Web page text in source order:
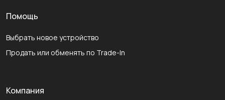
Помощь
Выбрать новое устройство
Продать или обменять по Trade-In
Компания